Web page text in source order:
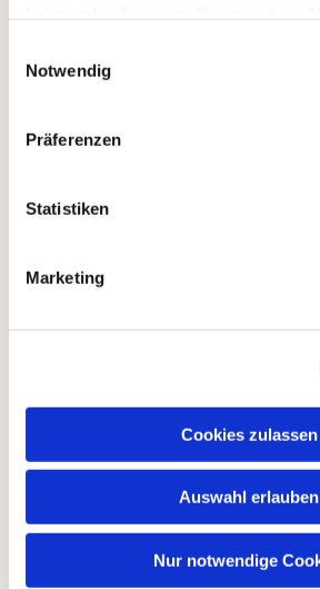
Notwendig
Präferenzen
Statistiken
Marketing
Cookies zulassen
Auswahl erlauben
Nur notwendige
Dies könnte Sie